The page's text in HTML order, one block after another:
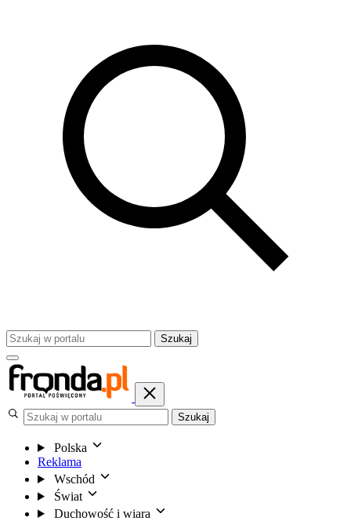
Szukaj
Szukaj
Polska
Reklama
Wschód
Świat
Duchowość i wiara